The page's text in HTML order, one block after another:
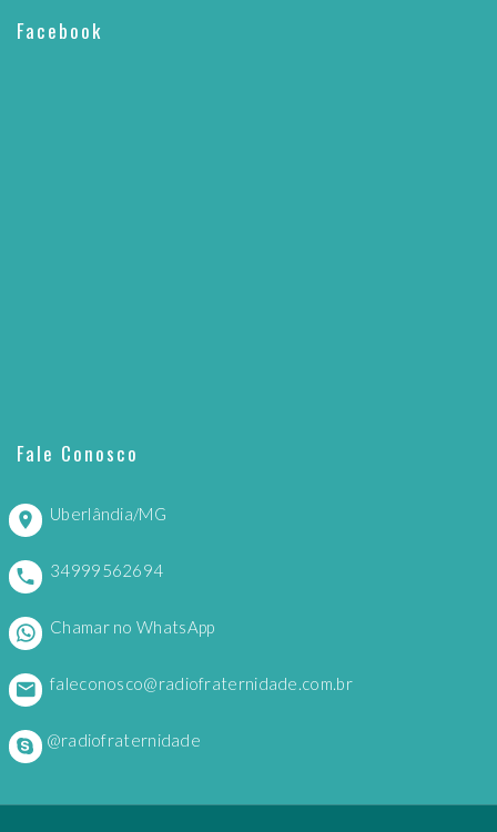
Facebook
Fale Conosco
Uberlândia/MG
34999562694
Chamar no WhatsApp
faleconosco@radiofraternidade.com.br
@radiofraternidade